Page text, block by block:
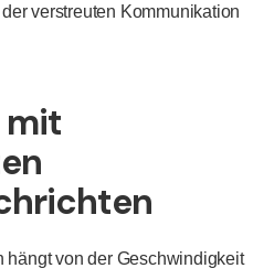
verstreuten Kommunikation
mit
hängt von der Geschwindigkeit